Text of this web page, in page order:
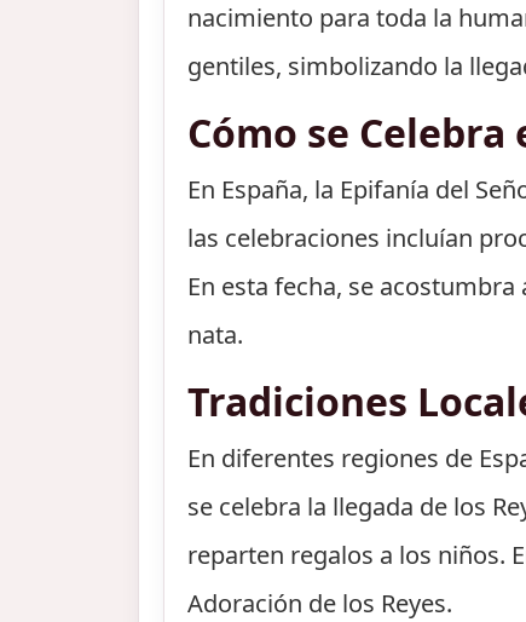
nacimiento para toda la
gentiles, simbolizando la
Cómo se Celebra
En España, la Epifanía del
las celebraciones incluían
En esta fecha, se
nata.
Tradiciones
En diferentes regiones de
se celebra la llegada de los
reparten regalos a los niños.
Adoración de los Reyes.